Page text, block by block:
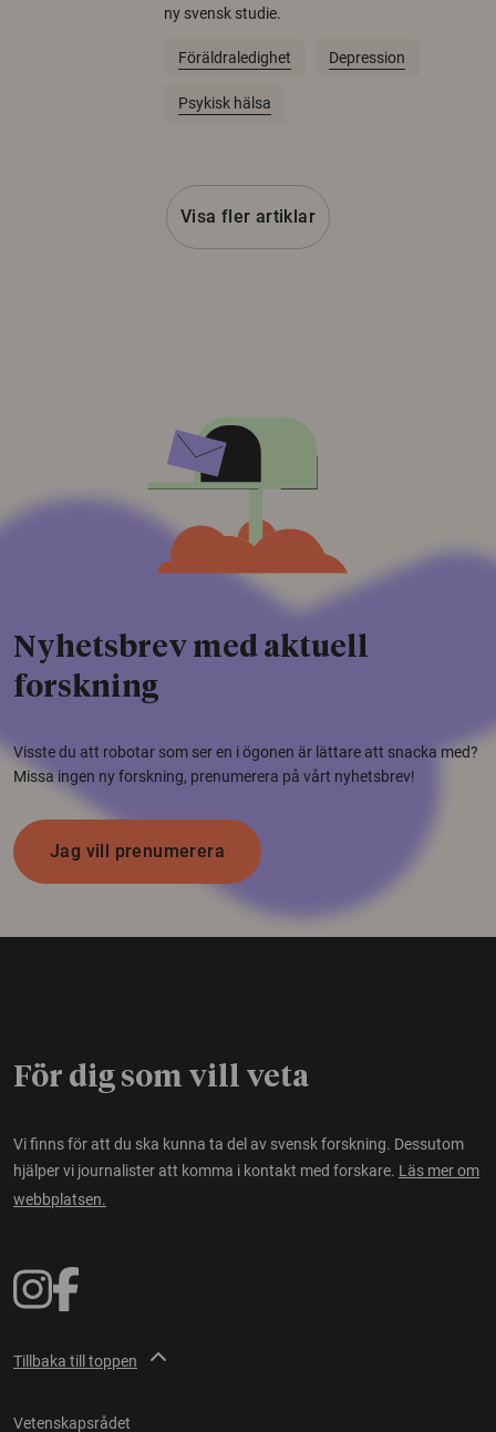
ny svensk studie.
Föräldraledighet Depression
Psykisk hälsa
Visa fler artiklar
Nyhetsbrev med aktuell
forskning
Visste du att robotar som ser en i ögonen är lättare att snacka med?
Missa ingen ny forskning, prenumerera på vårt nyhetsbrev!
Jag vill prenumerera
För dig som vill veta
Vi finns för att du ska kunna ta del av svensk forskning. Dessutom
hjälper vi journalister att komma i kontakt med forskare. Läs mer om
webbplatsen.
Tillbaka till toppen
Vetenskapsrådet